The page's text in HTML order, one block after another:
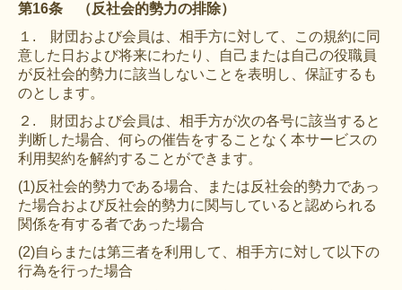
第16条 （反社会的勢力の排除）
１. 財団および会員は、相手方に対して、この規約に同
意した日および将来にわたり、自己または自己の役職員
が反社会的勢力に該当しないことを表明し、保証するも
のとします。
２. 財団および会員は、相手方が次の各号に該当すると
判断した場合、何らの催告をすることなく本サービスの
利用契約を解約することができます。
(1)反社会的勢力である場合、または反社会的勢力であっ
た場合および反社会的勢力に関与していると認められる
関係を有する者であった場合
(2)自らまたは第三者を利用して、相手方に対して以下の
行為を行った場合